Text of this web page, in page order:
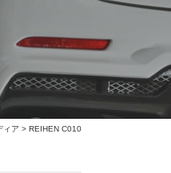
ィア > REIHEN C010